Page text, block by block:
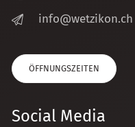
nf
w tz k n ch
ÖFFNUNGSZEITEN
Social Media